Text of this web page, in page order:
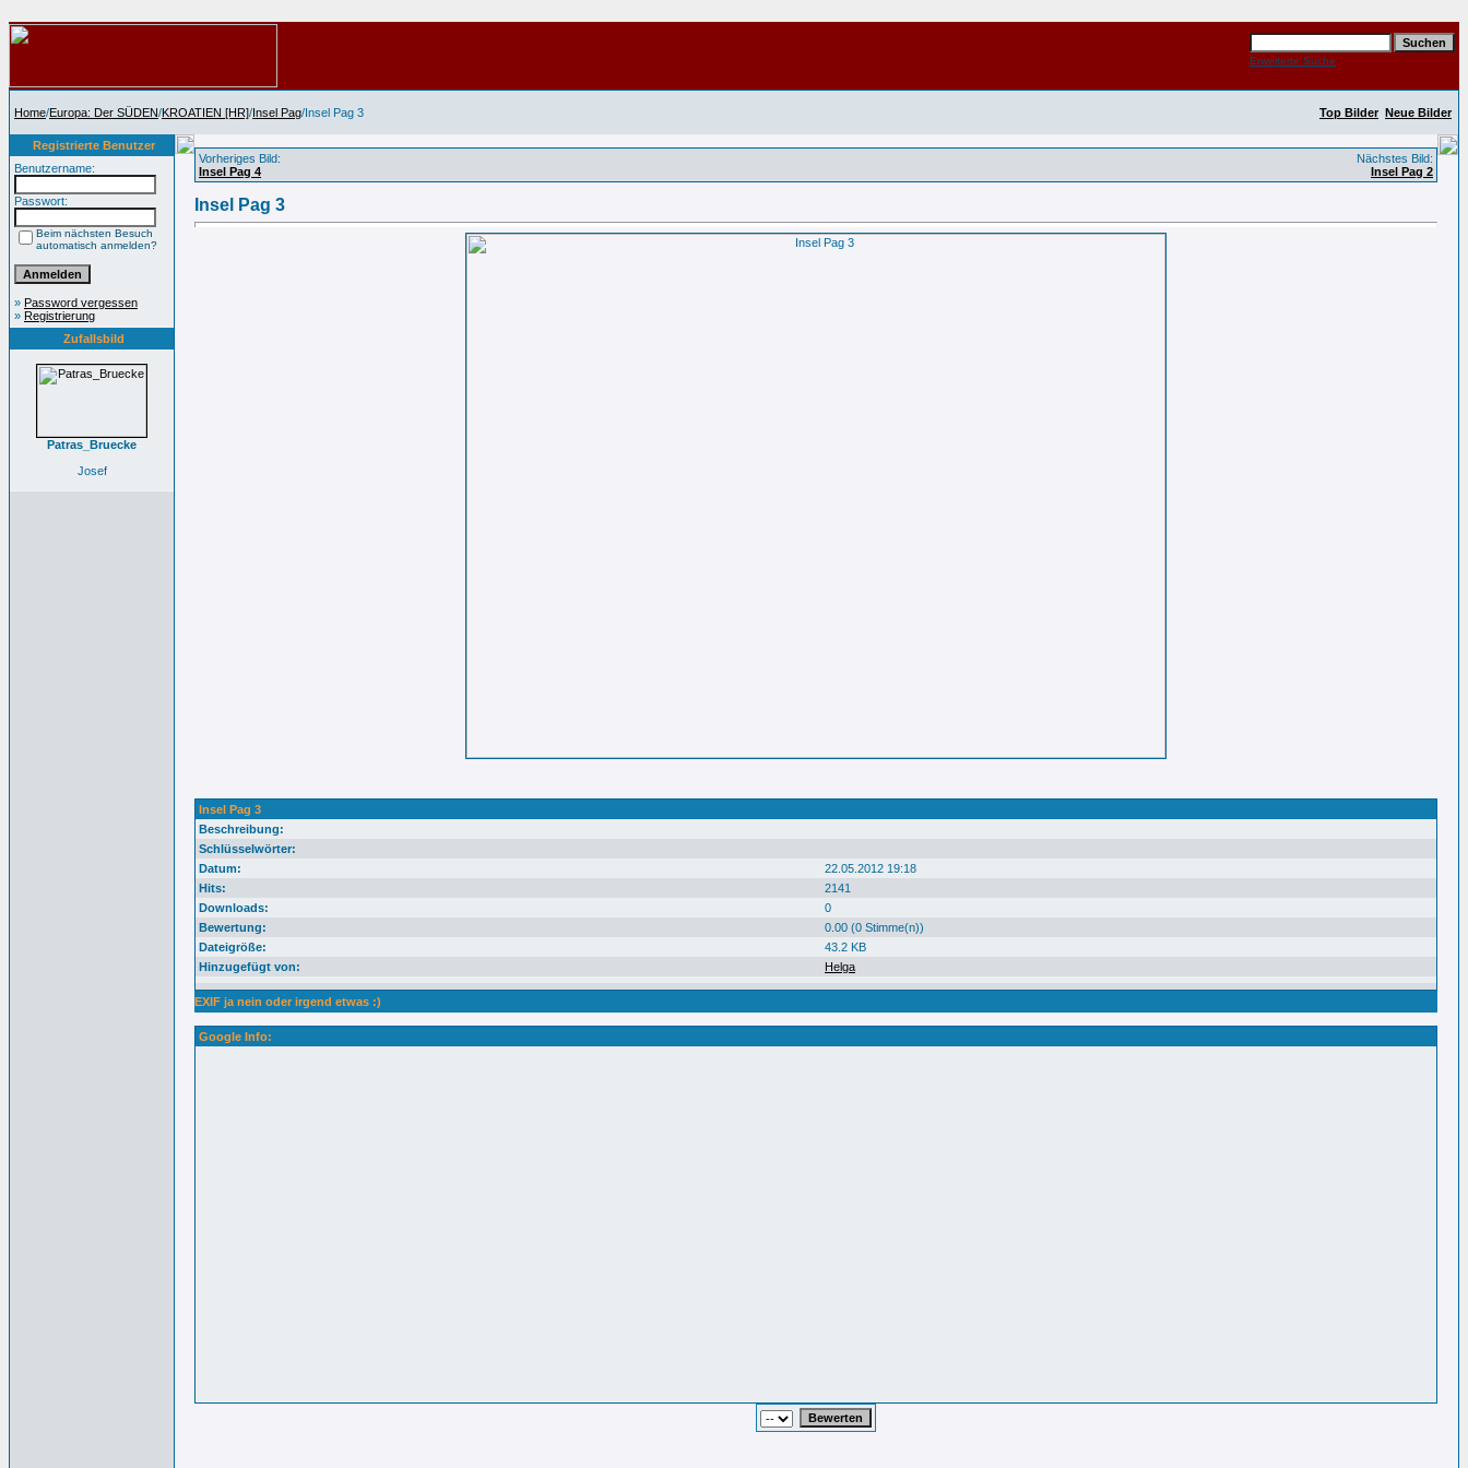
Erweiterte Suche
Home/Europa: Der SÜDEN/KROATIEN [HR]/Insel Pag/Insel Pag 3 Top Bilder Neue Bilder
Registrierte Benutzer
Benutzername:
Passwort:
Beim nächsten Besuch
automatisch anmelden?
» Password vergessen
» Registrierung
Zufallsbild
Patras_Bruecke
Josef
Vorheriges Bild:
Insel Pag 4
Nächstes Bild:
Insel Pag 2
Insel Pag 3
Insel Pag 3
Beschreibung:
Schlüsselwörter:
Datum:
22.05.2012 19:18
Hits:
2141
Downloads:
0
Bewertung:
0.00 (0 Stimme(n))
Dateigröße:
43.2 KB
Hinzugefügt von:
Helga
EXIF ja nein oder irgend etwas :)
Google Info: